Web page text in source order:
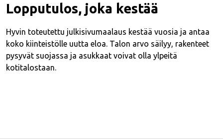
Lopputulos, joka kestää
Hyvin toteutettu julkisivumaalaus kestää vuosia ja antaa
koko kiinteistölle uutta eloa. Talon arvo säilyy, rakenteet
pysyvät suojassa ja asukkaat voivat olla ylpeitä
kotitalostaan.